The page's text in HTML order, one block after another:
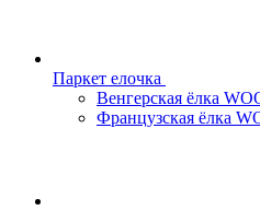
Паркет елочка
Венгерская ёлка
Французская ёлка